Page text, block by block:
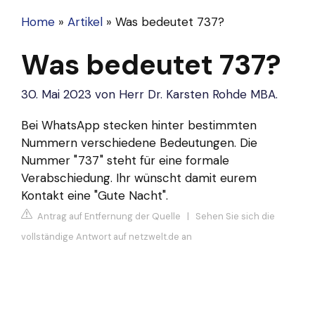
Home » Artikel » Was bedeutet 737?
Was bedeutet 737?
30. Mai 2023 von Herr Dr. Karsten Rohde MBA.
Bei WhatsApp stecken hinter bestimmten
Nummern verschiedene Bedeutungen. Die
Nummer "737" steht für eine formale
Verabschiedung. Ihr wünscht damit eurem
Kontakt eine "Gute Nacht".
Antrag auf Entfernung der Quelle | Sehen Sie sich die
vollständige Antwort auf netzwelt.de an